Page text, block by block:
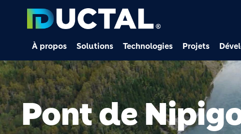
À propos Solutions Technologies Projets
Pont de